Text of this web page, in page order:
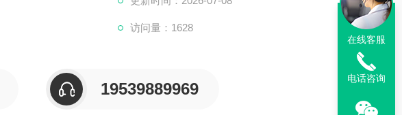
访问量：1628
19539889969
在线客服
电话咨询